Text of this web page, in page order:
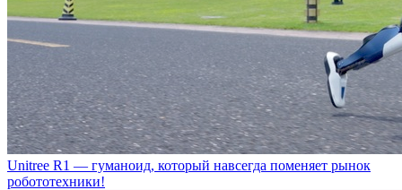
Unitree R1 — гуманоид, который навсегда поменяет рынок
робототехники!